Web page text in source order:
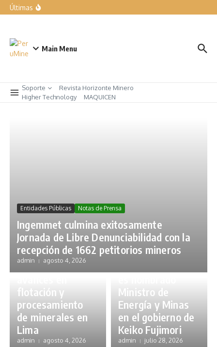
Últimas
Main Menu
Soporte
Revista Horizonte Minero
Higher Technology
MAQUICEN
Entidades Públicas Notas de Prensa
Ingemmet culmina exitosamente
Jornada de Libre Denunciabilidad con la
recepción de 1662 petitorios mineros
admin agosto 4, 2026
Eventos
Flotacion
InterMet
Chile en
Flotación 2026:
16 expertos
compartirán
flotación y
procesamiento
de minerales en
Lima
admin agosto 4, 2026
Gestión Minera
Notas de Prensa
Publicaciones
Ministro de
Energía y Minas
en el gobierno de
Keiko Fujimori
admin julio 28, 2026
Exploraciones Mineras
Gestión Minera
Notas de Prensa
Publicaciones
Earth Institute & Otros
Eventos
Regionales